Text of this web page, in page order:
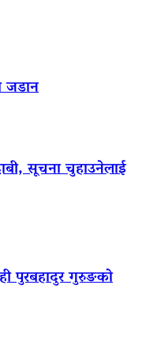
जडान
सूचना चुहाउनेलाई
पुरबहादुर गुरुङको